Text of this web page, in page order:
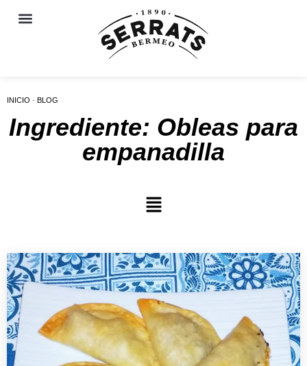
INICIO · BLOG
Ingrediente: Obleas para
empanadilla